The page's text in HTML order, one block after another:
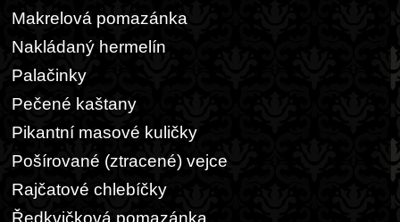
Makrelová pomazánka
Nakládaný hermelín
Palačinky
Pečené kaštany
Pikantní masové kuličky
Pošírované (ztracené) vejce
Rajčatové chlebíčky
Ředkvičková pomazánka